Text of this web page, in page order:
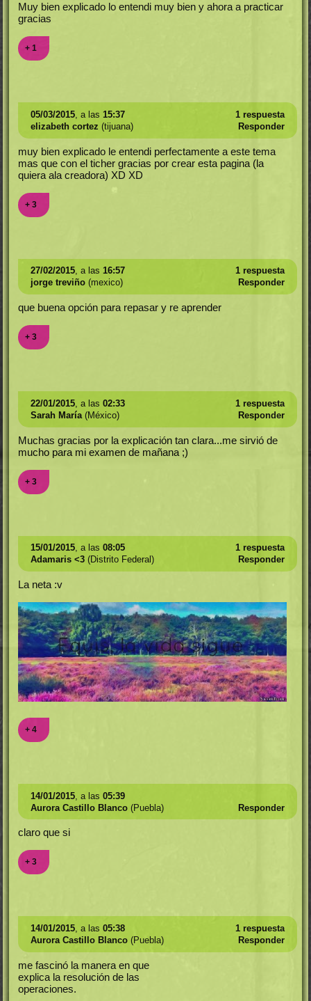
Muy bien explicado lo entendi muy bien y ahora a practicar
gracias
+ 1
05/03/2015, a las 15:37
1 respuesta
elizabeth cortez (tijuana) Responder
muy bien explicado le entendi perfectamente a este tema
mas que con el ticher gracias por crear esta pagina (la
quiera ala creadora) XD XD
+ 3
27/02/2015, a las 16:57
1 respuesta
jorge treviño(mexico) Responder
que buena opción para repasar y re aprender
+ 3
22/01/2015, a las 02:33
1 respuesta
Sarah María(México) Responder
Muchas gracias por la explicación tan clara...me sirvió de
mucho para mi examen de mañana ;)
+ 3
15/01/2015, a las 08:05
1 respuesta
Adamaris <3(Distrito Federal) Responder
La neta :v
+ 4
14/01/2015, a las 05:39
Aurora Castillo Blanco(Puebla) Responder
claro que si
+ 3
14/01/2015, a las 05:38
1 respuesta
Aurora Castillo Blanco(Puebla) Responder
me fascinó la manera en que
explica la resolución de las
operaciones.